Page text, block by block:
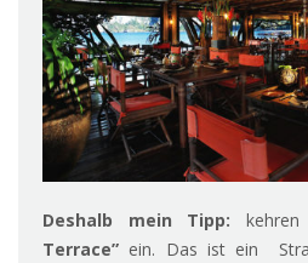
Deshalb mein Tipp:
Terrace” ein. Das ist ein